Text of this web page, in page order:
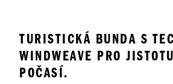
TURISTICKÁ BUNDA S
WINDWEAVE PRO
POČASÍ.